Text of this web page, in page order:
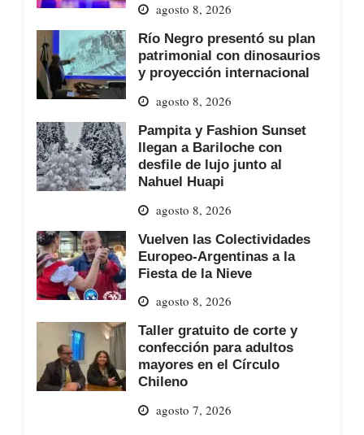
agosto 8, 2026
Río Negro presentó su plan
patrimonial con dinosaurios
y proyección internacional
agosto 8, 2026
Pampita y Fashion Sunset
llegan a Bariloche con
desfile de lujo junto al
Nahuel Huapi
agosto 8, 2026
Vuelven las Colectividades
Europeo-Argentinas a la
Fiesta de la Nieve
agosto 8, 2026
Taller gratuito de corte y
confección para adultos
mayores en el Círculo
Chileno
agosto 7, 2026